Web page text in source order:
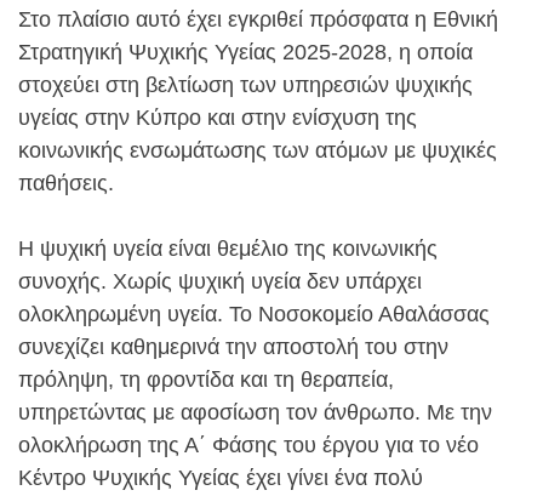
Στο πλαίσιο αυτό έχει εγκριθεί πρόσφατα η Εθνική
Στρατηγική Ψυχικής Υγείας 2025-2028, η οποία
στοχεύει στη βελτίωση των υπηρεσιών ψυχικής
υγείας στην Κύπρο και στην ενίσχυση της
κοινωνικής ενσωμάτωσης των ατόμων με ψυχικές
παθήσεις.
Η ψυχική υγεία είναι θεμέλιο της κοινωνικής
συνοχής. Χωρίς ψυχική υγεία δεν υπάρχει
ολοκληρωμένη υγεία. Το Νοσοκομείο Αθαλάσσας
συνεχίζει καθημερινά την αποστολή του στην
πρόληψη, τη φροντίδα και τη θεραπεία,
υπηρετώντας με αφοσίωση τον άνθρωπο. Με την
ολοκλήρωση της Α΄ Φάσης του έργου για το νέο
Κέντρο Ψυχικής Υγείας έχει γίνει ένα πολύ